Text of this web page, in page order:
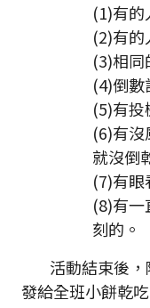
(1)有
(2)有
(3)相
(4)倒數
(5)有投
(6)有
就沒倒
(7)有眼
(8)有
刻的。
活動結束後，
發給全班小餅乾